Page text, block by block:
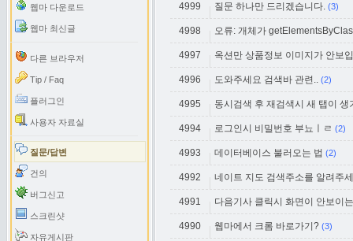
웹마 다운로드
웹마 최신글
다른 브라우저
Tip / Faq
플러그인
사용자 자료실
질문/답변
건의
버그신고
스크린샷
자유게시판
4999 질문 하나만 드리겠습니다. (3)
4998 오류: 개체가
4997 옥션만 상품정보 이미지가 안보
4996 도와주세요 검색바 관련.. (2)
4995 동시검색 후 재검색시 새 탭이
4994 로그인시 비밀번호 부뇨ㅣㄹ (2)
4993 데이터베이스 불러오는 법 (2)
4992 네이트 지도 검색주소를 알려주
4991 다음기사 클릭시 화면이 안보이
4990 웹마에서 크롬 바로가기? (3)